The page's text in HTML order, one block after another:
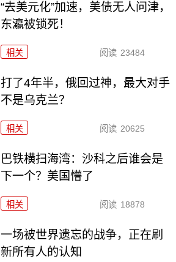
“去美元化”加速，美债无人问津，
东瀛被锁死！
相关 阅读 23484
打了4年半，俄回过神，最大对手
不是乌克兰？
相关 阅读 20625
巴铁横扫海湾：沙科之后谁会是
下一个？美国懵了
相关 阅读 18878
一场被世界遗忘的战争，正在刷
新所有人的认知